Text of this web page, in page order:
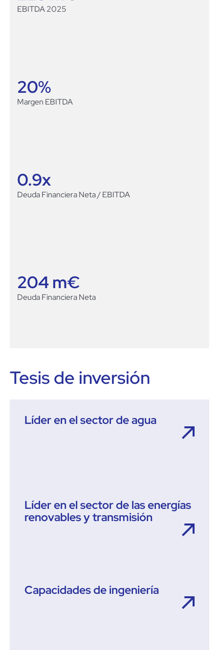
EBITDA 2025
Margen EBITDA
20%
Deuda Financiera Neta / EBITDA
0.9x
Deuda Financiera Neta
204 m€
Tesis de inversión
Líder en el sector de agua
Líder en el sector de las energías
renovables y transmisión
Capacidades de ingeniería